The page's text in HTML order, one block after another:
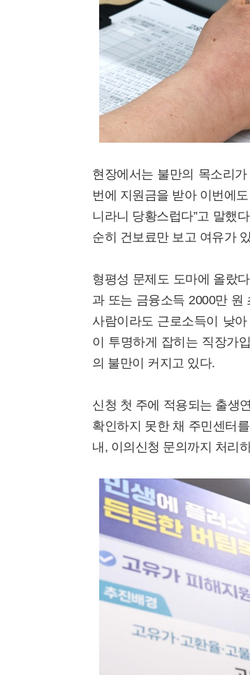
현장에서는 불만의 목소리
번에 지원금을 받아 이번에
니라니 당황스럽다”고 말했
순히 건보료만 보고 여유가
형평성 문제도 도마에 올랐
과 또는 금융소득 2000만 원
사람이라도 근로소득이 낮
이 투명하게 잡히는 직장가
의 불만이 커지고 있다.
신청 첫 주에 적용되는 출생
확인하지 못한 채 주민센터
내, 이의신청 문의까지 처리